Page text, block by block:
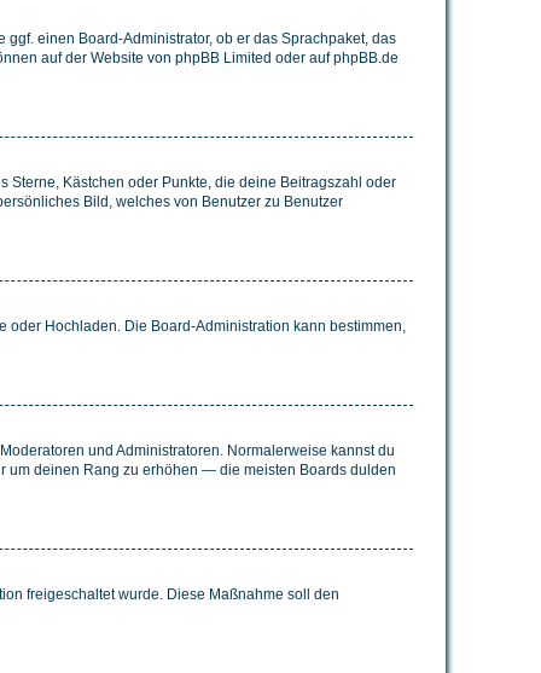
einen Board-Administrator, ob er das Sprachpaket, das
auf der Website von phpBB Limited oder aufphpBB.de
Sterne, Kästchen oder Punkte, die deine Beitragszahl oder
Bild, welches von Benutzer zu Benutzer
oder Hochladen. Die Board-Administration kann bestimmen,
und Administratoren. Normalerweise kannst du
um deinen Rang zu erhöhen — die meisten Boards dulden
freigeschaltet wurde. Diese Maßnahme soll den